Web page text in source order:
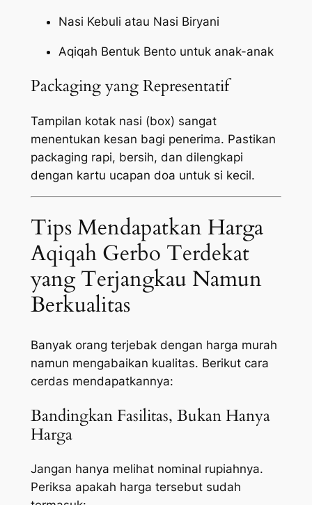
Nasi Kebuli atau Nasi Biryani
Aqiqah Bentuk Bento untuk anak-anak
Packaging yang Representatif
Tampilan kotak nasi (box) sangat
menentukan kesan bagi penerima. Pastikan
packaging rapi, bersih, dan dilengkapi
dengan kartu ucapan doa untuk si kecil.
Tips Mendapatkan Harga
Aqiqah Gerbo Terdekat
yang Terjangkau Namun
Berkualitas
Banyak orang terjebak dengan harga murah
namun mengabaikan kualitas. Berikut cara
cerdas mendapatkannya:
Bandingkan Fasilitas, Bukan Hanya
Harga
Jangan hanya melihat nominal rupiahnya.
Periksa apakah harga tersebut sudah